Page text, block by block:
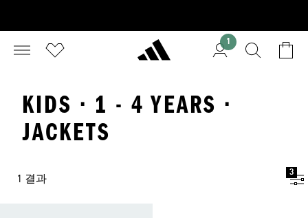
1
KIDS · 1 - 4 YEARS ·
JACKETS
1 결과
3